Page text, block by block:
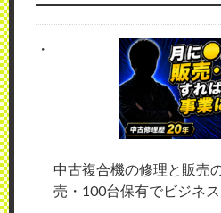
中古複合機の修理と販売
売・100台保有でビジネ